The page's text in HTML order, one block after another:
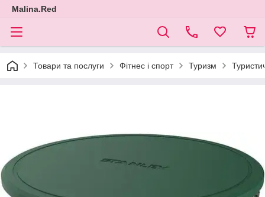
Malina.Red
Товари та послуги Фітнес і спорт Туризм